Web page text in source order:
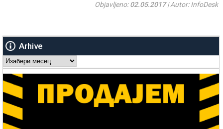
Objavljeno:02.05.2017| Autor: InfoDesk
Arhive
Arhive